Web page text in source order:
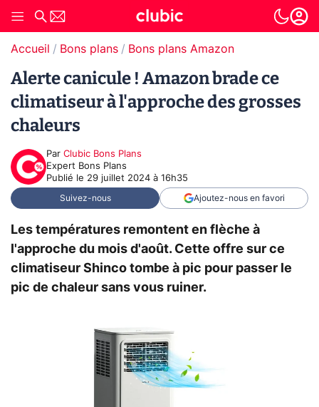
Accueil Bons plans Bons plans Amazon
Alerte canicule ! Amazon brade ce
climatiseur à l'approche des grosses
chaleurs
Par Clubic Bons Plans
Expert Bons Plans
Publié le 29 juillet 2024 à 16h35
Suivez-nous Ajoutez-nous en favori
Les températures remontent en flèche à
l'approche du mois d'août. Cette offre sur ce
climatiseur Shinco tombe à pic pour passer le
pic de chaleur sans vous ruiner.